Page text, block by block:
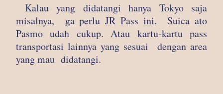
Kalau yang didatangi hanya Tokyo saja
misalnya, ga perlu JR Pass ini. Suica ato
Pasmo udah cukup. Atau kartu-kartu pass
transportasi lainnya yang sesuai dengan area
yang mau didatangi.